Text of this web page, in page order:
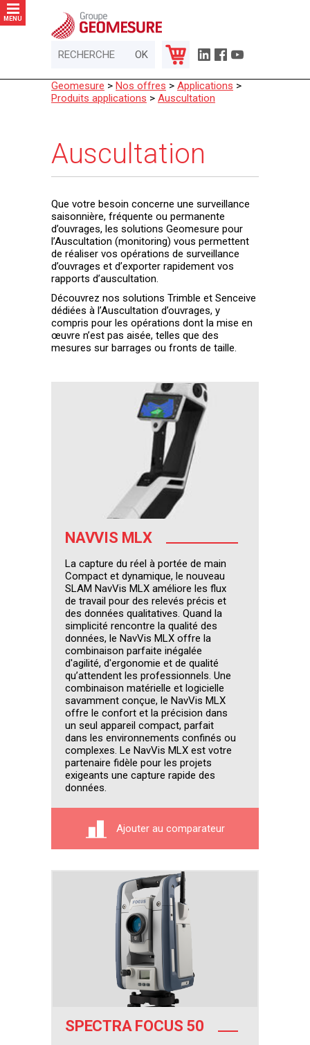
MENU
Geomesure > Nos offres > Applications >
Produits applications > Auscultation
Auscultation
Que votre besoin concerne une surveillance
saisonnière, fréquente ou permanente
d’ouvrages, les solutions Geomesure pour
l’Auscultation (monitoring) vous permettent
de réaliser vos opérations de surveillance
d’ouvrages et d’exporter rapidement vos
rapports d’auscultation.
Découvrez nos solutions Trimble et Senceive
dédiées à l’Auscultation d’ouvrages, y
compris pour les opérations dont la mise en
œuvre n’est pas aisée, telles que des
mesures sur barrages ou fronts de taille.
NAVVIS MLX
La capture du réel à portée de main
Compact et dynamique, le nouveau
SLAM NavVis MLX améliore les flux
de travail pour des relevés précis et
des données qualitatives. Quand la
simplicité rencontre la qualité des
données, le NavVis MLX offre la
combinaison parfaite inégalée
d'agilité, d'ergonomie et de qualité
qu’attendent les professionnels. Une
combinaison matérielle et logicielle
savamment conçue, le NavVis MLX
offre le confort et la précision dans
un seul appareil compact, parfait
dans les environnements confinés ou
complexes. Le NavVis MLX est votre
partenaire fidèle pour les projets
exigeants une capture rapide des
données.
Ajouter au comparateur
SPECTRA FOCUS 50
Panneau de gestion des cookies